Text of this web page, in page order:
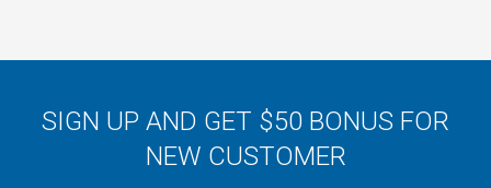
SIGN UP AND GET $50 BONUS FOR
NEW CUSTOMER